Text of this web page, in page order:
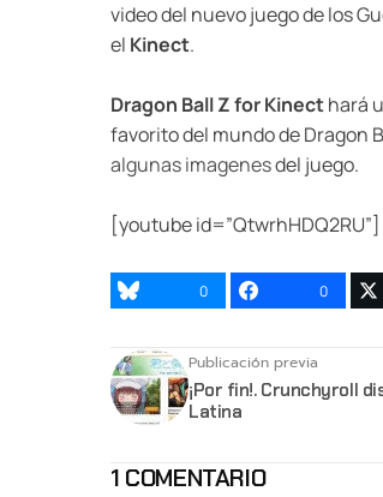
video del nuevo juego de los
el Kinect.
Dragon Ball Z for Kinecthará
favorito del mundo de Dragon
algunas imagenesdel juego.
[youtube id=”QtwrhHDQ2RU”]
0 0
Publicación previa
¡Por fin!. Crunchyroll
Latina
1 COMENTARIO